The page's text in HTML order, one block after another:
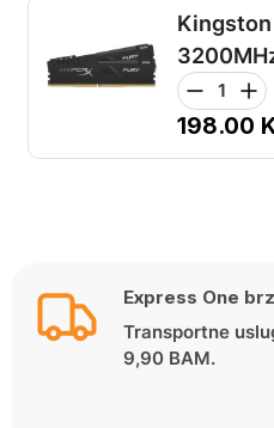
Kingston
198.00
Express One
Transportne
9,90 BAM.